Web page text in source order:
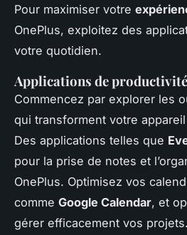
Pour maximiser votre
OnePlus, exploitez des
votre quotidien.
Applications de productivité
Commencez par explorer les
qui transforment votre
Des applications telles que
pour la prise de notes et
OnePlus. Optimisez vos
comme Google Calendar, et
gérer efficacement vos